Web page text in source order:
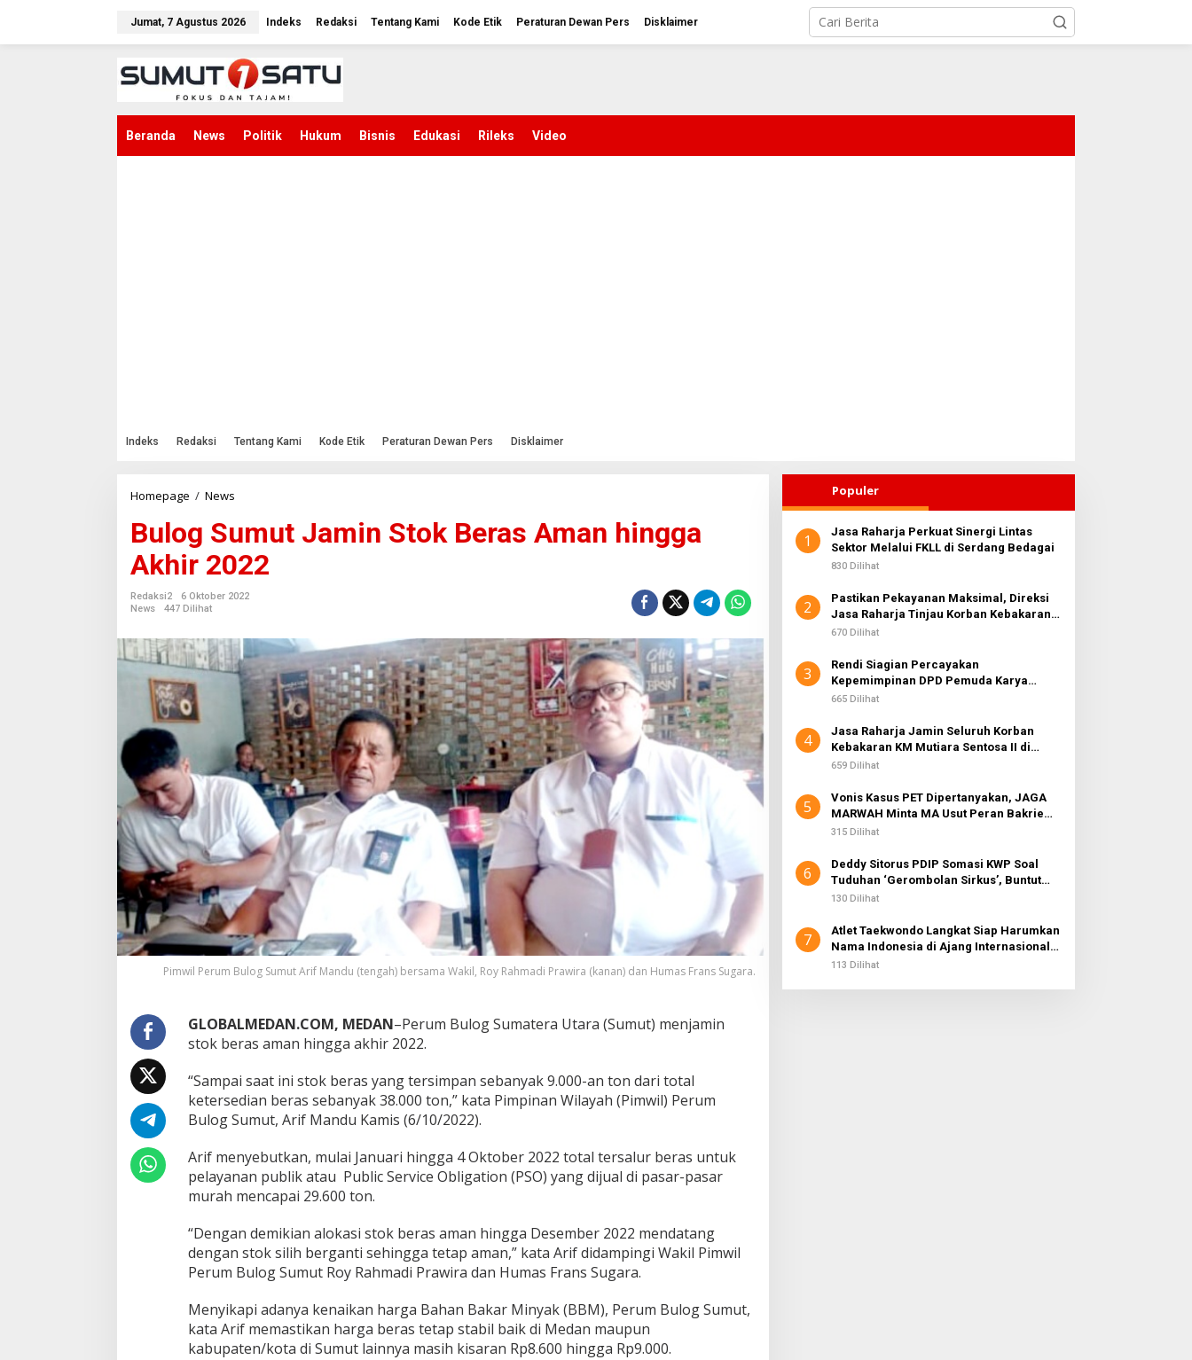
Jumat, 7 Agustus 2026 Indeks Redaksi Tentang Kami Kode Etik Peraturan Dewan Pers Disklaimer
Beranda News Politik Hukum Bisnis Edukasi Rileks Video
Indeks Redaksi Tentang Kami Kode Etik Peraturan Dewan Pers Disklaimer
Homepage / News
o
g
S
u
t
J
a
m
t
o
k
e
r
a
s
A
m
a
n
h
i
n
a
A
k
i
r
2
2
Bulog Sumut Jamin Stok Beras Aman hingga
Akhir 2022
Redaksi2
6 Oktober 2022
News
447 Dilihat
Pimwil Perum Bulog Sumut Arif Mandu (tengah) bersama Wakil, Roy Rahmadi Prawira (kanan) dan Humas Frans Sugara.
GLOBALMEDAN.COM, MEDAN–Perum Bulog Sumatera Utara (Sumut) menjamin
stok beras aman hingga akhir 2022.
“Sampai saat ini stok beras yang tersimpan sebanyak 9.000-an ton dari total
ketersedian beras sebanyak 38.000 ton,” kata Pimpinan Wilayah (Pimwil) Perum
Bulog Sumut, Arif Mandu Kamis (6/10/2022).
Arif menyebutkan, mulai Januari hingga 4 Oktober 2022 total tersalur beras untuk
pelayanan publik atau Public Service Obligation (PSO) yang dijual di pasar-pasar
murah mencapai 29.600 ton.
“Dengan demikian alokasi stok beras aman hingga Desember 2022 mendatang
dengan stok silih berganti sehingga tetap aman,” kata Arif didampingi Wakil Pimwil
Perum Bulog Sumut Roy Rahmadi Prawira dan Humas Frans Sugara.
Menyikapi adanya kenaikan harga Bahan Bakar Minyak (BBM), Perum Bulog Sumut,
kata Arif memastikan harga beras tetap stabil baik di Medan maupun
kabupaten/kota di Sumut lainnya masih kisaran Rp8.600 hingga Rp9.000.
Populer
1
Jasa Raharja Perkuat Sinergi Lintas
Sektor Melalui FKLL di Serdang Bedagai
830 Dilihat
2
Pastikan Pekayanan Maksimal, Direksi
Jasa Raharja Tinjau Korban Kebakaran
KM Mutiara Sentosa II
670 Dilihat
3
Rendi Siagian Percayakan
Kepemimpinan DPD Pemuda Karya
Nasional Kota Medan kepada Josef
665 Dilihat
4
Jasa Raharja Jamin Seluruh Korban
Kebakaran KM Mutiara Sentosa II di
Perairan Sumenep
659 Dilihat
5
Vonis Kasus PET Dipertanyakan, JAGA
MARWAH Minta MA Usut Peran Bakrie
Group
315 Dilihat
6
Deddy Sitorus PDIP Somasi KWP Soal
Tuduhan ‘Gerombolan Sirkus’, Buntut
Rapat Komisi II Dipimpin Sufmi Dasco
130 Dilihat
7
Atlet Taekwondo Langkat Siap Harumkan
Nama Indonesia di Ajang Internasional
G2 Asian
113 Dilihat